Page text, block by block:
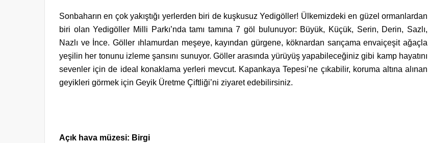
Sonbaharın en çok yakıştığı yerlerden biri de kuşkusuz Yedigöller! Ülkemizdeki en güzel ormanlardan
biri olan Yedigöller Milli Parkı’nda tamı tamına 7 göl bulunuyor: Büyük, Küçük, Serin, Derin, Sazlı,
Nazlı ve İnce. Göller ıhlamurdan meşeye, kayından gürgene, köknardan sarıçama envaiçeşit ağaçla
yeşilin her tonunu izleme şansını sunuyor. Göller arasında yürüyüş yapabileceğiniz gibi kamp hayatını
sevenler için de ideal konaklama yerleri mevcut. Kapankaya Tepesi’ne çıkabilir, koruma altına alınan
geyikleri görmek için Geyik Üretme Çiftliği’ni ziyaret edebilirsiniz.
Açık hava müzesi: Birgi